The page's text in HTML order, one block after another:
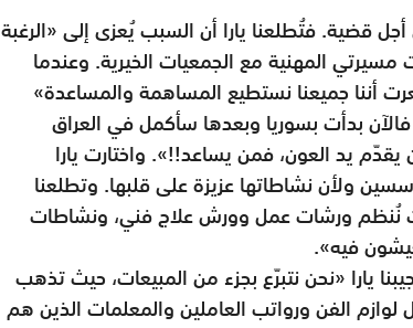
قضية. فتُطلعنا يارا أن السبب يُعزى إلى «الرغبة
المهنية مع الجمعيات الخيرية. وعندما
أننا جميعنا نستطيع المساهمة والمساعدة»
بدأت بسوريا وبعدها سأكمل في العراق
يد العون، فمن يساعد!!». واختارت يارا
ولأن نشاطاتها عزيزة على قلبها. وتطلعنا
نُنظم ورشات عمل وورش علاج فني، ونشاطات
فيه».
يارا «نحن نتبرّع بجزء من المبيعات، حيث تذهب
لوازم الفن ورواتب العاملين والمعلمات الذين هم